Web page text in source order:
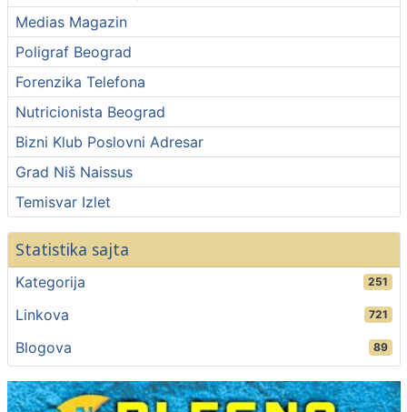
Medias Magazin
Poligraf Beograd
Forenzika Telefona
Nutricionista Beograd
Bizni Klub Poslovni Adresar
Grad Niš Naissus
Temisvar Izlet
Statistika sajta
Kategorija 251
Linkova 721
Blogova 89